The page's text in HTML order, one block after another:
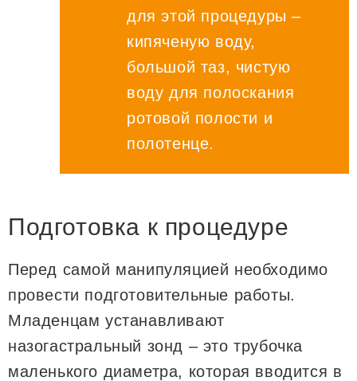
для этой процедуры –
кипяченую воду,
большой таз, чистую
воду для полоскания
ротовой полости и
полотенце.
Подготовка к процедуре
Перед самой манипуляцией необходимо
провести подготовительные работы.
Младенцам устанавливают
назогастральный зонд – это трубочка
маленького диаметра, которая вводится в